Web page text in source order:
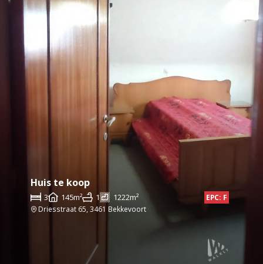
Huis te koop
3 145m² 1 1222m²
EPC: F
Driesstraat 65, 3461 Bekkevoort